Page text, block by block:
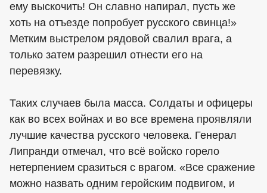
ему выскочить! Он славно напирал, пусть же
хоть на отъезде попробует русского свинца!»
Метким выстрелом рядовой свалил врага, а
только затем разрешил отнести его на
перевязку.
Таких случаев была масса. Солдаты и офицеры
как во всех войнах и во все времена проявляли
лучшие качества русского человека. Генерал
Липранди отмечал, что всё войско горело
нетерпением сразиться с врагом. «Все сражение
можно назвать одним геройским подвигом, и